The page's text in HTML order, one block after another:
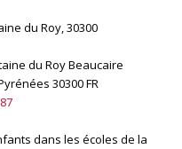
du Roy, 30300
du RoyBeaucaire
30300FR
dans les écoles de la